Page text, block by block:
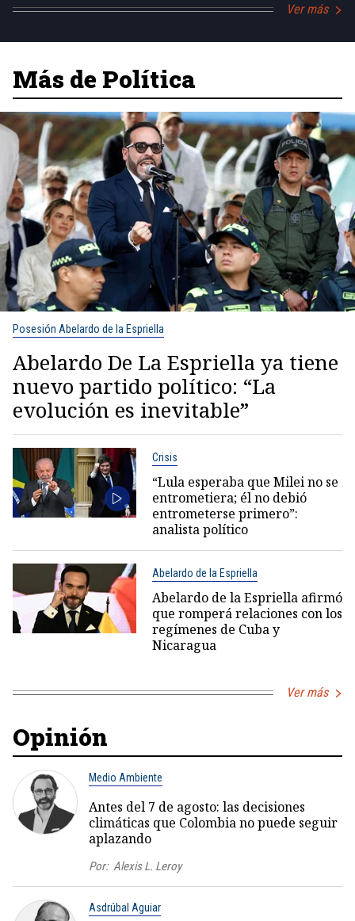
Ver más
Más de Política
Posesión Abelardo de la Espriella
Abelardo De La Espriella ya tiene
nuevo partido político: “La
evolución es inevitable”
Crisis
“Lula esperaba que Milei no se
entrometiera; él no debió
entrometerse primero”:
analista político
Abelardo de la Espriella
Abelardo de la Espriella afirmó
que romperá relaciones con los
regímenes de Cuba y
Nicaragua
Ver más
Opinión
Medio Ambiente
Antes del 7 de agosto: las decisiones
climáticas que Colombia no puede seguir
aplazando
Por: Alexis L. Leroy
Asdrúbal Aguiar